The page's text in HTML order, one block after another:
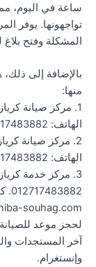
ساعة في اليوم،
تواجهونها. يوفر
المشكلة وفتح بلاغ
بالإضافة إلى
منها:
1. مركز صيانة
الهاتف: 012717483882
2. مركز صيانة
الهاتف: 012717483882
3. مركز خدمة
لحجز موعد
آخر المستجدات
وإنستغرام.